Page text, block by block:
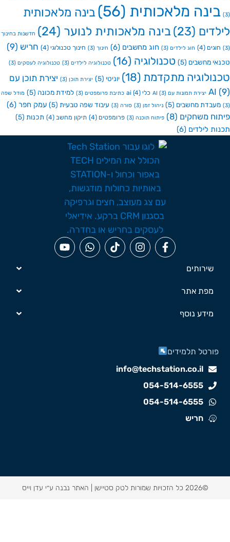
מלאכותית(56)
בינה מלאכותית
(23) בינה מלאכותית לנוער(24) חדשנות בחינוך
(4) חוג לילדים(3) חוג מחשבים(6) חינוך (3) חינוך טכנולוגי(4) חריש(9)
מחשבים(5) טכנולוגיה(16) טכנולוגיה לילדים(3) טכנולוגיה לעסקים(3)
מתקדמת(18) יוניטי (5) יצירת תוכן(3)
יצירת תוכן עם
AI יצירת תמונות עם AI(3) כלי ai(4) כתיבת פרומפטים(3) למידת מכונה(5) מודל שפה
מחשבים(5) ניהול זמן(3) סורה (3) עיבוד שפה טבעית(5) עמק חפר (6)
משחקים(8) פיתוח תוכנה (3) פרומפטים(4) תיקון מחשב(4) תכנות(5)
לילדים(6)
שירותים
מפת אתר
מידע נוסף
info@techstation.co.il
054-514-6555
054-514-6555
חריש
תלמידים
האתר נבנה ע״י עדן וייס